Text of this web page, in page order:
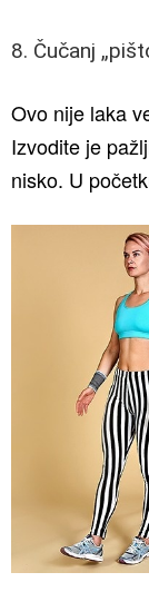
8. Čučanj
Ovo nije laka
Izvodite je
nisko. U